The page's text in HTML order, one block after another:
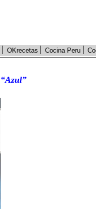
OKrecetas Cocina Peru
“Azul”